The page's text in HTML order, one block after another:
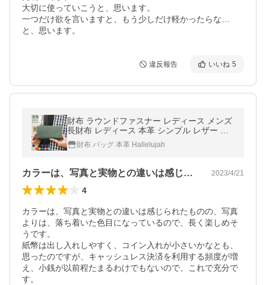
大切に使っていこうと、思います。
一つだけ欲を言いますと、もう少しだけ軽かったらな…
と、思います。
違反報告 いいね 5
財布 ラウンドファスナー レディース メンズ
長財布 レディース 本革 シンプル レザー ブ
ランド おしゃれ 人気 プレゼント ハレルヤ
財布 バッグ 本革 Hallelujah
カラーは、写真と実物との違いは感じられ… 2023/4/21
4
カラーは、写真と実物との違いは感じられたものの、写真
よりは、落ち着いた色目になっているので、長く楽しめそ
うです。
紙幣は出し入れしやすく、コイン入れが小さいかなとも、
思ったのですが、キャッシュレス決済を利用する頻度が増
え、小銭が以前程たまるわけでもないので、これで充分で
す。